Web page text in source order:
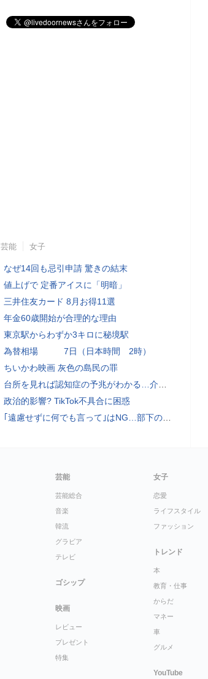
芸能 女子
なぜ14回も忌引申請 驚きの結末
値上げで 定番アイスに「明暗」
三井住友カード 8月お得11選
年金60歳開始が合理的な理由
東京駅からわずか3キロに秘境駅
為替相場 7日（日本時間 2時）
ちいかわ映画 灰色の島民の罪
台所を見れば認知症の予兆がわかる…介護のプロが断言｢物忘れ｣よりも早く気づける"食卓の異変"
政治的影響? TikTok不具合に困惑
｢遠慮せずに何でも言って｣はNG…部下の本音を引き出す｢できる上司｣が使っている"言い換えフレーズ"
芸能
芸能総合
音楽
韓流
グラビア
テレビ
ゴシップ
映画
レビュー
プレゼント
特集
女子
恋愛
ライフスタイル
ファッション
トレンド
本
教育・仕事
からだ
マネー
車
グルメ
YouTube